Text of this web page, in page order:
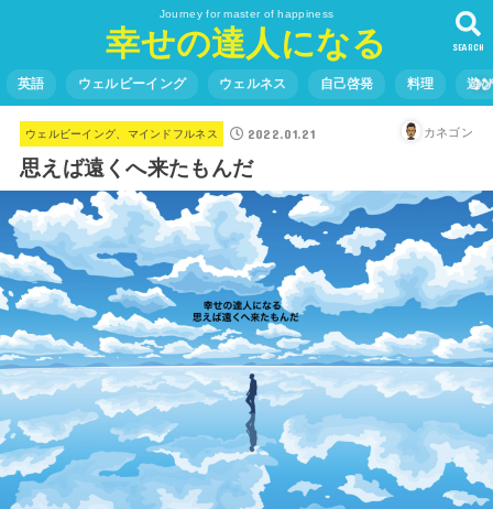
Journey for master of happiness
幸せの達人になる SEARCH
英語 ウェルビーイング ウェルネス 自己啓発 料理 遊
ウェルビーイング、マインドフルネス 2022.01.21 カネゴン
思えば遠くへ来たもんだ